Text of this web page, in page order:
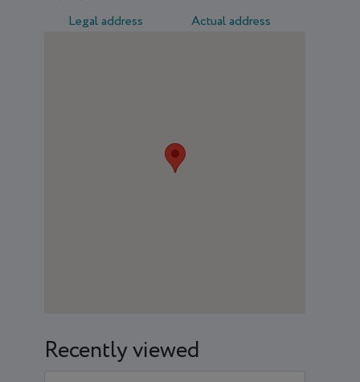
Legal address Actual address
Recently viewed